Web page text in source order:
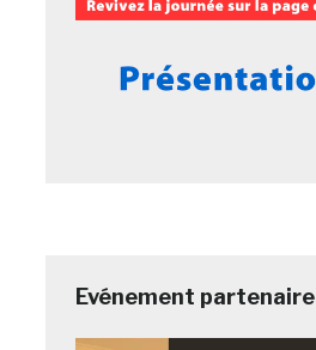
Evénement partenaire